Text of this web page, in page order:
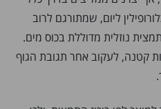
100 עד 300 מ”ג כלורופילין ליום, שמתורגם לרוב
נוזלית מדוללת בכוס מים.
קטנה, לעקוב אחר תגובת הגוף